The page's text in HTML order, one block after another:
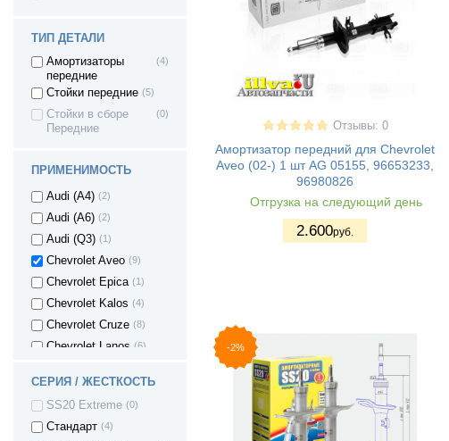
ТИП ДЕТАЛИ
Амортизаторы
передние
(4)
Стойки передние (5)
Стойки в сборе
Передние
(0)
ПРИМЕНИМОСТЬ
(Hanter)
uaz patriot / уаз
патриот
(8)
уаз 3160 (1)
Audi 100 (1)
Audi (A1) (1)
Audi (A3) (5)
Audi (A4) (2)
Audi (A6) (2)
Audi (Q3) (1)
Chevrolet Aveo (9)
Chevrolet Epica (1)
Chevrolet Kalos (4)
Chevrolet Cruze (8)
Chevrolet Lanos (6)
Chevrolet Spark (3)
Chevrolet Nubira (1)
Citroen C4 (1)
СЕРИЯ / ЖЕСТКОСТЬ
SS20 Extreme (0)
Стандарт (4)
Отзывы: 0
Амортизатор передний для Chevrolet
Aveo (02-) 1 шт AG 05155, 96653233,
96980826
Отгрузка на следующий день
2.600руб.
-2%